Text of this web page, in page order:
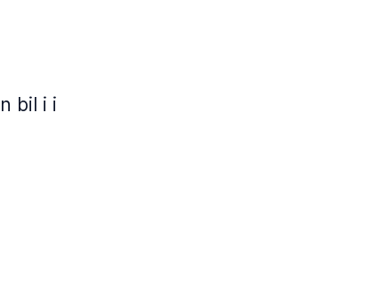
bil i i